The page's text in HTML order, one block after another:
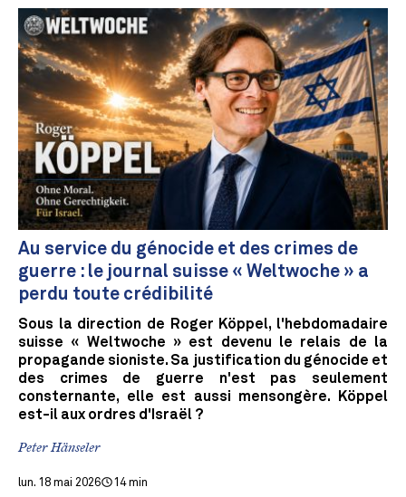
Au service du génocide et des crimes de
guerre : le journal suisse « Weltwoche » a
perdu toute crédibilité
Sous la direction de Roger Köppel, l'hebdomadaire
suisse « Weltwoche » est devenu le relais de la
propagande sioniste. Sa justification du génocide et
des crimes de guerre n'est pas seulement
consternante, elle est aussi mensongère. Köppel
est-il aux ordres d'Israël ?
Peter Hänseler
lun. 18 mai 2026 14 min